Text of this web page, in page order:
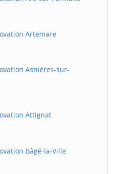
Artemare
Asnières-sur-
Attignat
Bâgé-la-Ville